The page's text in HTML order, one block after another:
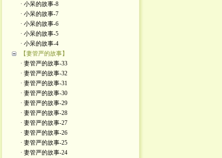
· 小呆的故事-8
· 小呆的故事-7
· 小呆的故事-6
· 小呆的故事-5
· 小呆的故事-4
【妻管严的故事】
· 妻管严的故事-33
· 妻管严的故事-32
· 妻管严的故事-31
· 妻管严的故事-30
· 妻管严的故事-29
· 妻管严的故事-28
· 妻管严的故事-27
· 妻管严的故事-26
· 妻管严的故事-25
· 妻管严的故事-24